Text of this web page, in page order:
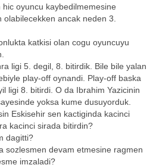
oyuncu kaybedilmemesine
ancak neden 3.
katkisi olan cogu oyuncuyu
ligi 5. degil, 8. bitirdik. Bile bile yalan
play-off oynandi. Play-off baska
ligi 8. bitirdi. O da Ibrahim Yazicinin
yoksa kume dusuyorduk.
Eskisehir sen kactiginda kacinci
kacinci sirada bitirdin?
dagitti?
sozlesmen devam etmesine ragmen
imzaladi?